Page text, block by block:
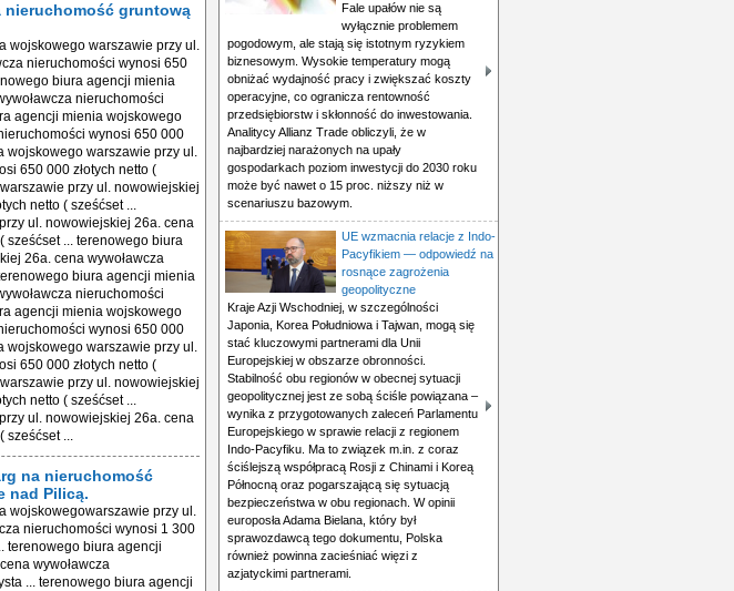
nieruchomość gruntową
wojskowego warszawie przy ul.
nieruchomości wynosi 650
biura agencji mienia
nieruchomości
agencji mienia wojskowego
wynosi 650 000
wojskowego warszawie przy ul.
650 000 złotych netto (
przy ul. nowowiejskiej
netto ( sześćset ...
ul. nowowiejskiej 26a. cena
sześćset ... terenowego biura
26a. cena wywoławcza
biura agencji mienia
nieruchomości
agencji mienia wojskowego
wynosi 650 000
wojskowego warszawie przy ul.
650 000 złotych netto (
przy ul. nowowiejskiej
netto ( sześćset ...
ul. nowowiejskiej 26a. cena
sześćset ...
na nieruchomość
nad Pilicą.
wojskowegowarszawie przy ul.
nieruchomości wynosi 1 300
terenowego biura agencji
wywoławcza
... terenowego biura agencji
Fale upałów nie są
wyłącznie problemem
pogodowym, ale stają się istotnym ryzykiem
biznesowym. Wysokie temperatury mogą
obniżać wydajność pracy i zwiększać koszty
operacyjne, co ogranicza rentowność
przedsiębiorstw i skłonność do inwestowania.
Analitycy Allianz Trade obliczyli, że w
najbardziej narażonych na upały
gospodarkach poziom inwestycji do 2030 roku
może być nawet o 15 proc. niższy niż w
scenariuszu bazowym.
UE wzmacnia relacje z Indo-
Pacyfikiem — odpowiedź na
rosnące zagrożenia
geopolityczne
Kraje Azji Wschodniej, w szczególności
Japonia, Korea Południowa i Tajwan, mogą się
stać kluczowymi partnerami dla Unii
Europejskiej w obszarze obronności.
Stabilność obu regionów w obecnej sytuacji
geopolitycznej jest ze sobą ściśle powiązana –
wynika z przygotowanych zaleceń Parlamentu
Europejskiego w sprawie relacji z regionem
Indo-Pacyfiku. Ma to związek m.in. z coraz
ściślejszą współpracą Rosji z Chinami i Koreą
Północną oraz pogarszającą się sytuacją
bezpieczeństwa w obu regionach. W opinii
europosła Adama Bielana, który był
sprawozdawcą tego dokumentu, Polska
również powinna zacieśniać więzi z
azjatyckimi partnerami.